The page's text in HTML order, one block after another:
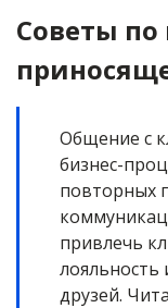
Советы
Общение с
бизнес-
повторных
привлечь
лояльность
друзей.